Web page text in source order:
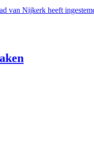
van Nijkerk heeft